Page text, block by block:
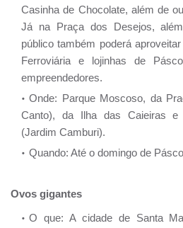
Casinha de Chocolate, além de
Já na Praça dos Desejos,
público também poderá
Ferroviária e lojinhas de
empreendedores.
Onde: Parque Moscoso, da
Canto), da Ilha das Caieiras
(Jardim Camburi).
Quando: Até o domingo de
Ovos gigantes
O que: A cidade de Santa